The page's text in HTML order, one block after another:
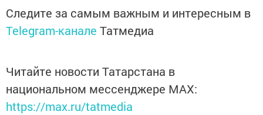
Следите за самым важным и интересным в
Telegram-канале Татмедиа
Читайте новости Татарстана в
национальном мессенджере MАХ:
https://max.ru/tatmedia